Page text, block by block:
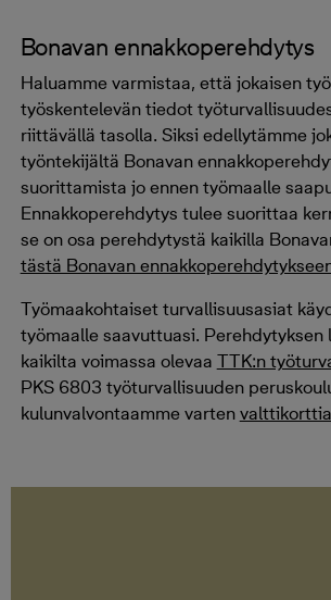
Bonavan ennakkoperehdytys
Haluamme varmistaa, että jokaisen
työskentelevän tiedot
riittävällä tasolla. Siksi edellytämme
työntekijältä Bonavan
suorittamista jo ennen työmaalle
Ennakkoperehdytys tulee suorittaa
se on osa perehdytystä kaikilla
tästä Bonavan
Työmaakohtaiset turvallisuusasiat
työmaalle saavuttuasi. Perehdytyksen
kaikilta voimassa olevaa TTK:n
PKS 6803 työturvallisuuden
kulunvalvontaamme varten valttikorttia